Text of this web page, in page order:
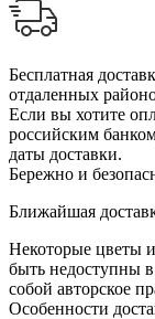
Бесплатная
отдаленных
Если вы хотите
российским
даты доставки.
Бережно и
Ближайшая
Некоторые цветы
быть недоступны
собой авторское
Особенности